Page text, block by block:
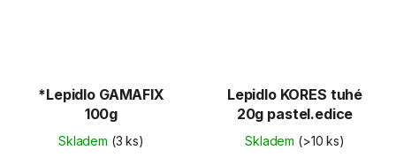
*Lepidlo GAMAFIX
100g
Skladem (3 ks)
Lepidlo KORES tuhé
20g pastel.edice
Skladem (>10 ks)